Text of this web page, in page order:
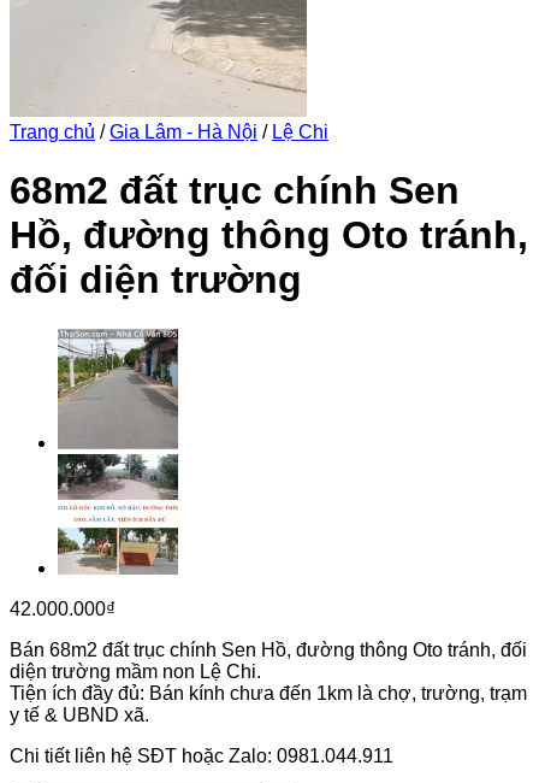
Trang chủ / Gia Lâm - Hà Nội / Lệ Chi
68m2 đất trục chính Sen
Hồ, đường thông Oto tránh,
đối diện trường
42.000.000₫
Bán 68m2 đất trục chính Sen Hồ, đường thông Oto tránh, đối
diện trường mầm non Lệ Chi.
Tiện ích đầy đủ: Bán kính chưa đến 1km là chợ, trường, trạm
y tế & UBND xã.
Chi tiết liên hệ SĐT hoặc Zalo: 0981.044.911